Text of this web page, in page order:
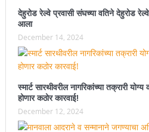
देहुरोड रेल्वे प्रवासी संघच्या वतिने देहुरोड
आला
December 14, 2024
स्मार्ट सारथीवरील नागरिकांच्या तक्रारी
होणार कठोर कारवाई!
December 12, 2024